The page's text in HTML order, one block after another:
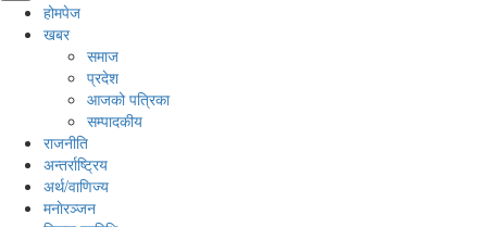
होमपेज
खबर
समाज
प्रदेश
आजको पत्रिका
सम्पादकीय
राजनीति
अन्तर्राष्ट्रिय
अर्थ/वाणिज्य
मनाेरञ्जन